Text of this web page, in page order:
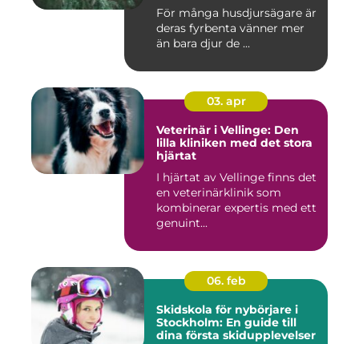
För många husdjursägare är
deras fyrbenta vänner mer
än bara djur de ...
03. apr
Veterinär i Vellinge: Den
lilla kliniken med det stora
hjärtat
I hjärtat av Vellinge finns det
en veterinärklinik som
kombinerar expertis med ett
genuint...
06. feb
Skidskola för nybörjare i
Stockholm: En guide till
dina första skidupplevelser